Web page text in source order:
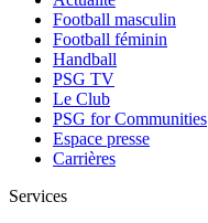
Football masculin
Football féminin
Handball
PSG TV
Le Club
PSG for Communities
Espace presse
Carrières
Services